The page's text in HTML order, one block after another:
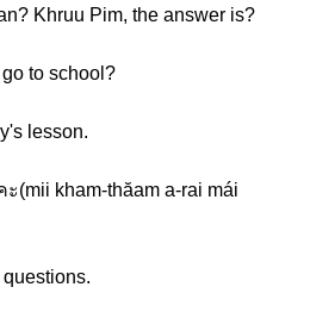
Khruu Pim, the answer is?
to school?
lesson.
(mii kham-thăam a-rai mái